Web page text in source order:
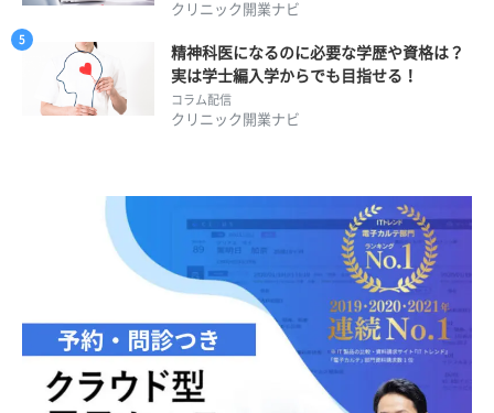
クリニック開業ナビ
精神科医になるのに必要な学歴や資格は？
実は学士編入学からでも目指せる！
コラム配信
クリニック開業ナビ